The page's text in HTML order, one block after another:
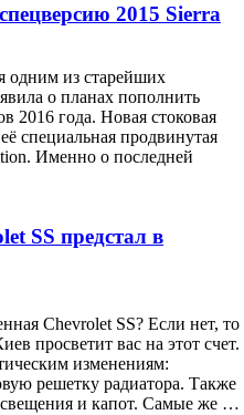
2015 Sierra
одним из старейших
о планах пополнить
года. Новая стоковая
специальная продвинутая
Именно о последней
SS предстал в
Chevrolet SS? Если нет, то
просветит вас на этот счет.
изменениям:
решетку радиатора. Также
и капот. Самые же …